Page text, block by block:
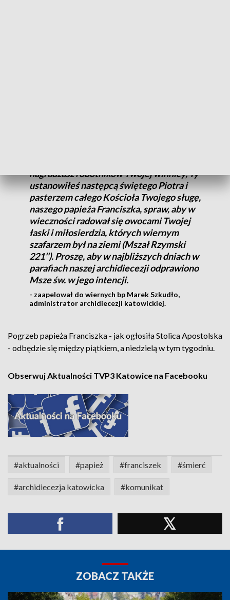
nagradzasz robotników Twojej winnicy, Ty
ustanowiłeś następcą świętego Piotra i
pasterzem całego Kościoła Twojego sługę,
naszego papieża Franciszka, spraw, aby w
wieczności radował się owocami Twojej
łaski i miłosierdzia, których wiernym
szafarzem był na ziemi (Mszał Rzymski
221’’). Proszę, aby w najbliższych dniach w
parafiach naszej archidiecezji odprawiono
Msze św. w jego intencji.
- zaapelował do wiernych bp Marek Szkudło,
administrator archidiecezji katowickiej.
Pogrzeb papieża Franciszka - jak ogłosiła Stolica Apostolska
- odbędzie się między piątkiem, a niedzielą w tym tygodniu.
Obserwuj Aktualności TVP3 Katowice na Facebooku
#aktualności #papież #franciszek #śmierć
#archidiecezja katowicka #komunikat
ZOBACZ TAKŻE